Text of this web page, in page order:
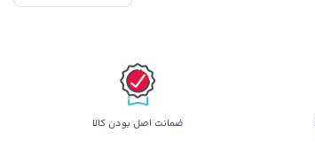
ضمانت اصل بودن کالا